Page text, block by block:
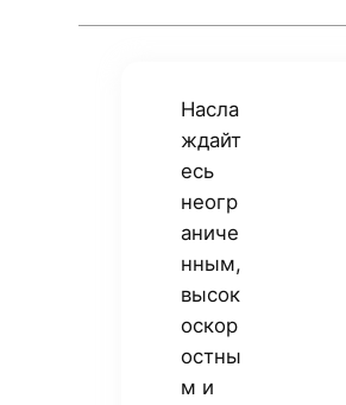
Насла
ждайт
есь
неогр
аниче
нным,
высок
оскор
остны
м и